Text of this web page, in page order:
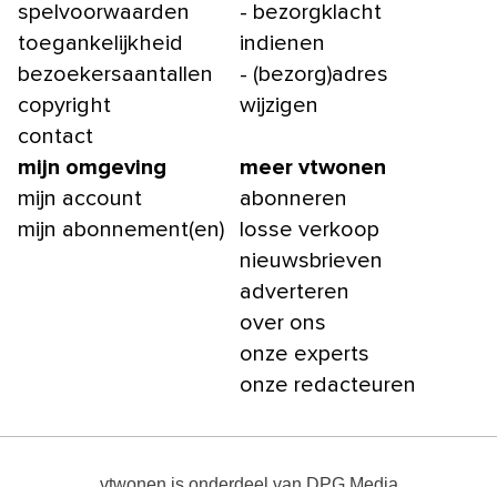
spelvoorwaarden
toegankelijkheid
bezoekersaantallen
copyright
contact
- bezorgklacht
indienen
- (bezorg)adres
wijzigen
mijn omgeving
mijn account
mijn abonnement(en)
meer vtwonen
abonneren
losse verkoop
nieuwsbrieven
adverteren
over ons
onze experts
onze redacteuren